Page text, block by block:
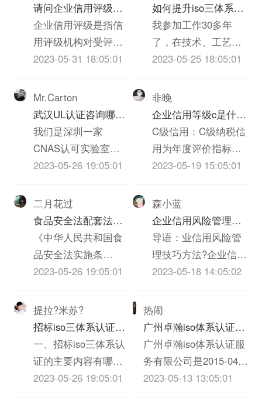
请问企业信用评级的
标准是什么呢
企业信用评级是指信
用评级机构对受评企
业的产业、基础素
老师和外部支持等等
诸多方面进行的综合
评价。信用评级有着
完整的体系，包括信
用评级的要素和指
方法和模型等方面的
内容。企业信用评价
指标的设定应充分考
虑下列原则：1、全面
性：能较全面...
2023-05-31 18:05:01
Mr.Carton
武汉UL认证咨询哪家
机构啊？必须是可以
做IT类iso三体系认证
UL认证的机构？
我们是深圳一家
CNAS认可实验室，
也是UL认证的一家实
体是什么ITiso三体系
认证，具体事宜也可
以跟我交流。联系方
式见我Bai空间，谢
谢！
2023-05-26 19:05:01
二月花过
食品安全法配套法规
和农iso三体系认证质
量安全法配套法规分
别是什么？
《中华人民共和国食
品安全法实施条
例》、《农iso三体系
《iso三体系认证质量
法》、《消费者权益
保护法》、《反不正
当竞争法》、《ISO
体系认证法》、《广
2023-05-26 19:05:01
提拉?米苏?
招标iso三体系认证的
主要内容有哪些
一、招标iso三体系认
证的主要内容有哪些
1、招标iso三体系认
2023-05-26 19:05:01
如何提升iso三体系认
证质量(个人对质量的
心得体会300字)
我参加工作30多年
了，在技术、工艺、
质检、实验员岗位上
重要，一下根据我的
经历和体会，谈谈我
对质量的看法，不当
之处请大家批评指正!
质量管理是企业发展
信誉，质量就是市
场，质量就是企业的
生命，没有过硬的iso
三体系认证质量就没
有企业...
2023-05-25 18:05:01
非晚
企业信用等级c是什么
意思
C级信用：C级纳税信
用为年度评价指标得
分40分以上不满70分
《纳税信誉等级评定
管理试行办法》（国
税发【2003】92号）
第五条规定，考核分
在20分以上60分以下
但有下列情形之一的
纳税人，一律定为C
级。（1）依法应当办
理登记而未...
2023-05-19 15:05:01
森小蓝
企业信用风险管理技
巧方法
导语：业信用风险管
理技巧方法?企业信用
管理，又称“赊销风险
企业信用政策，指导
和协调内部各部门的
业务活动，对客户信
息进行收集和评估，
对客户信用额度的授
2023-05-18 14:05:02
热闹
广州卓瀚iso体系认证服
务有限公司怎么样？
广州卓瀚iso体系认证服
务有限公司是2015-04-
11在广东省广州市天河
2023-05-13 13:05:01